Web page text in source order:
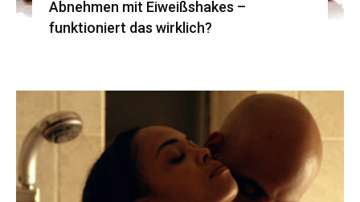
Abnehmen mit Eiweißshakes –
funktioniert das wirklich?